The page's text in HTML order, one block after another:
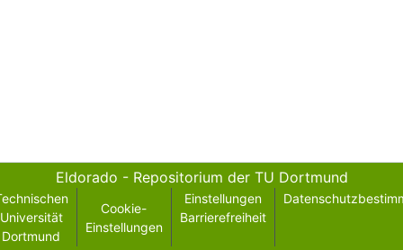
Eldorado - Repositorium der TU Dortmund
Universität
Dortmund
Cookie-
Einstellungen
Einstellungen
Barrierefreiheit